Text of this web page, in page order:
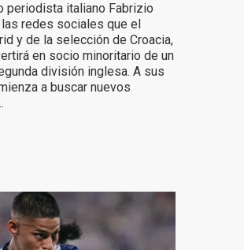
periodista italiano Fabrizio
redes sociales que el
y de la selección de Croacia,
en socio minoritario de un
división inglesa. A sus
a buscar nuevos